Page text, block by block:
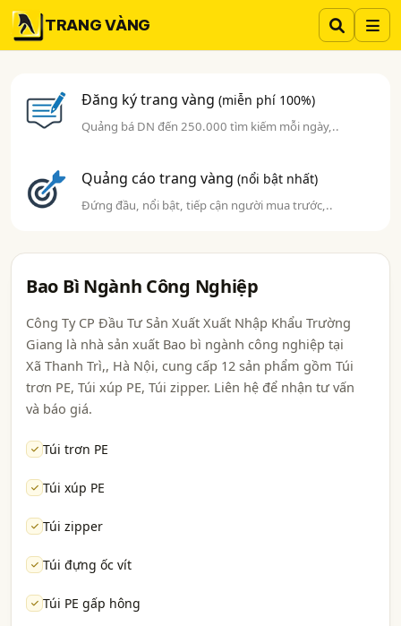
TRANG VÀNG
Đăng ký trang vàng(miễn phí 100%)
Quảng bá DN đến 250.000 tìm kiếm mỗi ngày,..
Quảng cáo trang vàng(nổi bật nhất)
Đứng đầu, nổi bật, tiếp cận người mua trước,..
Bao Bì Ngành Công Nghiệp
Công Ty CP Đầu Tư Sản Xuất Xuất Nhập Khẩu Trường
Giang là nhà sản xuất Bao bì ngành công nghiệp tại
Xã Thanh Trì,, Hà Nội, cung cấp 12 sản phẩm gồm Túi
trơn PE, Túi xúp PE, Túi zipper. Liên hệ để nhận tư vấn
và báo giá.
Túi trơn PE
Túi xúp PE
Túi zipper
Túi đựng ốc vít
Túi PE gấp hông